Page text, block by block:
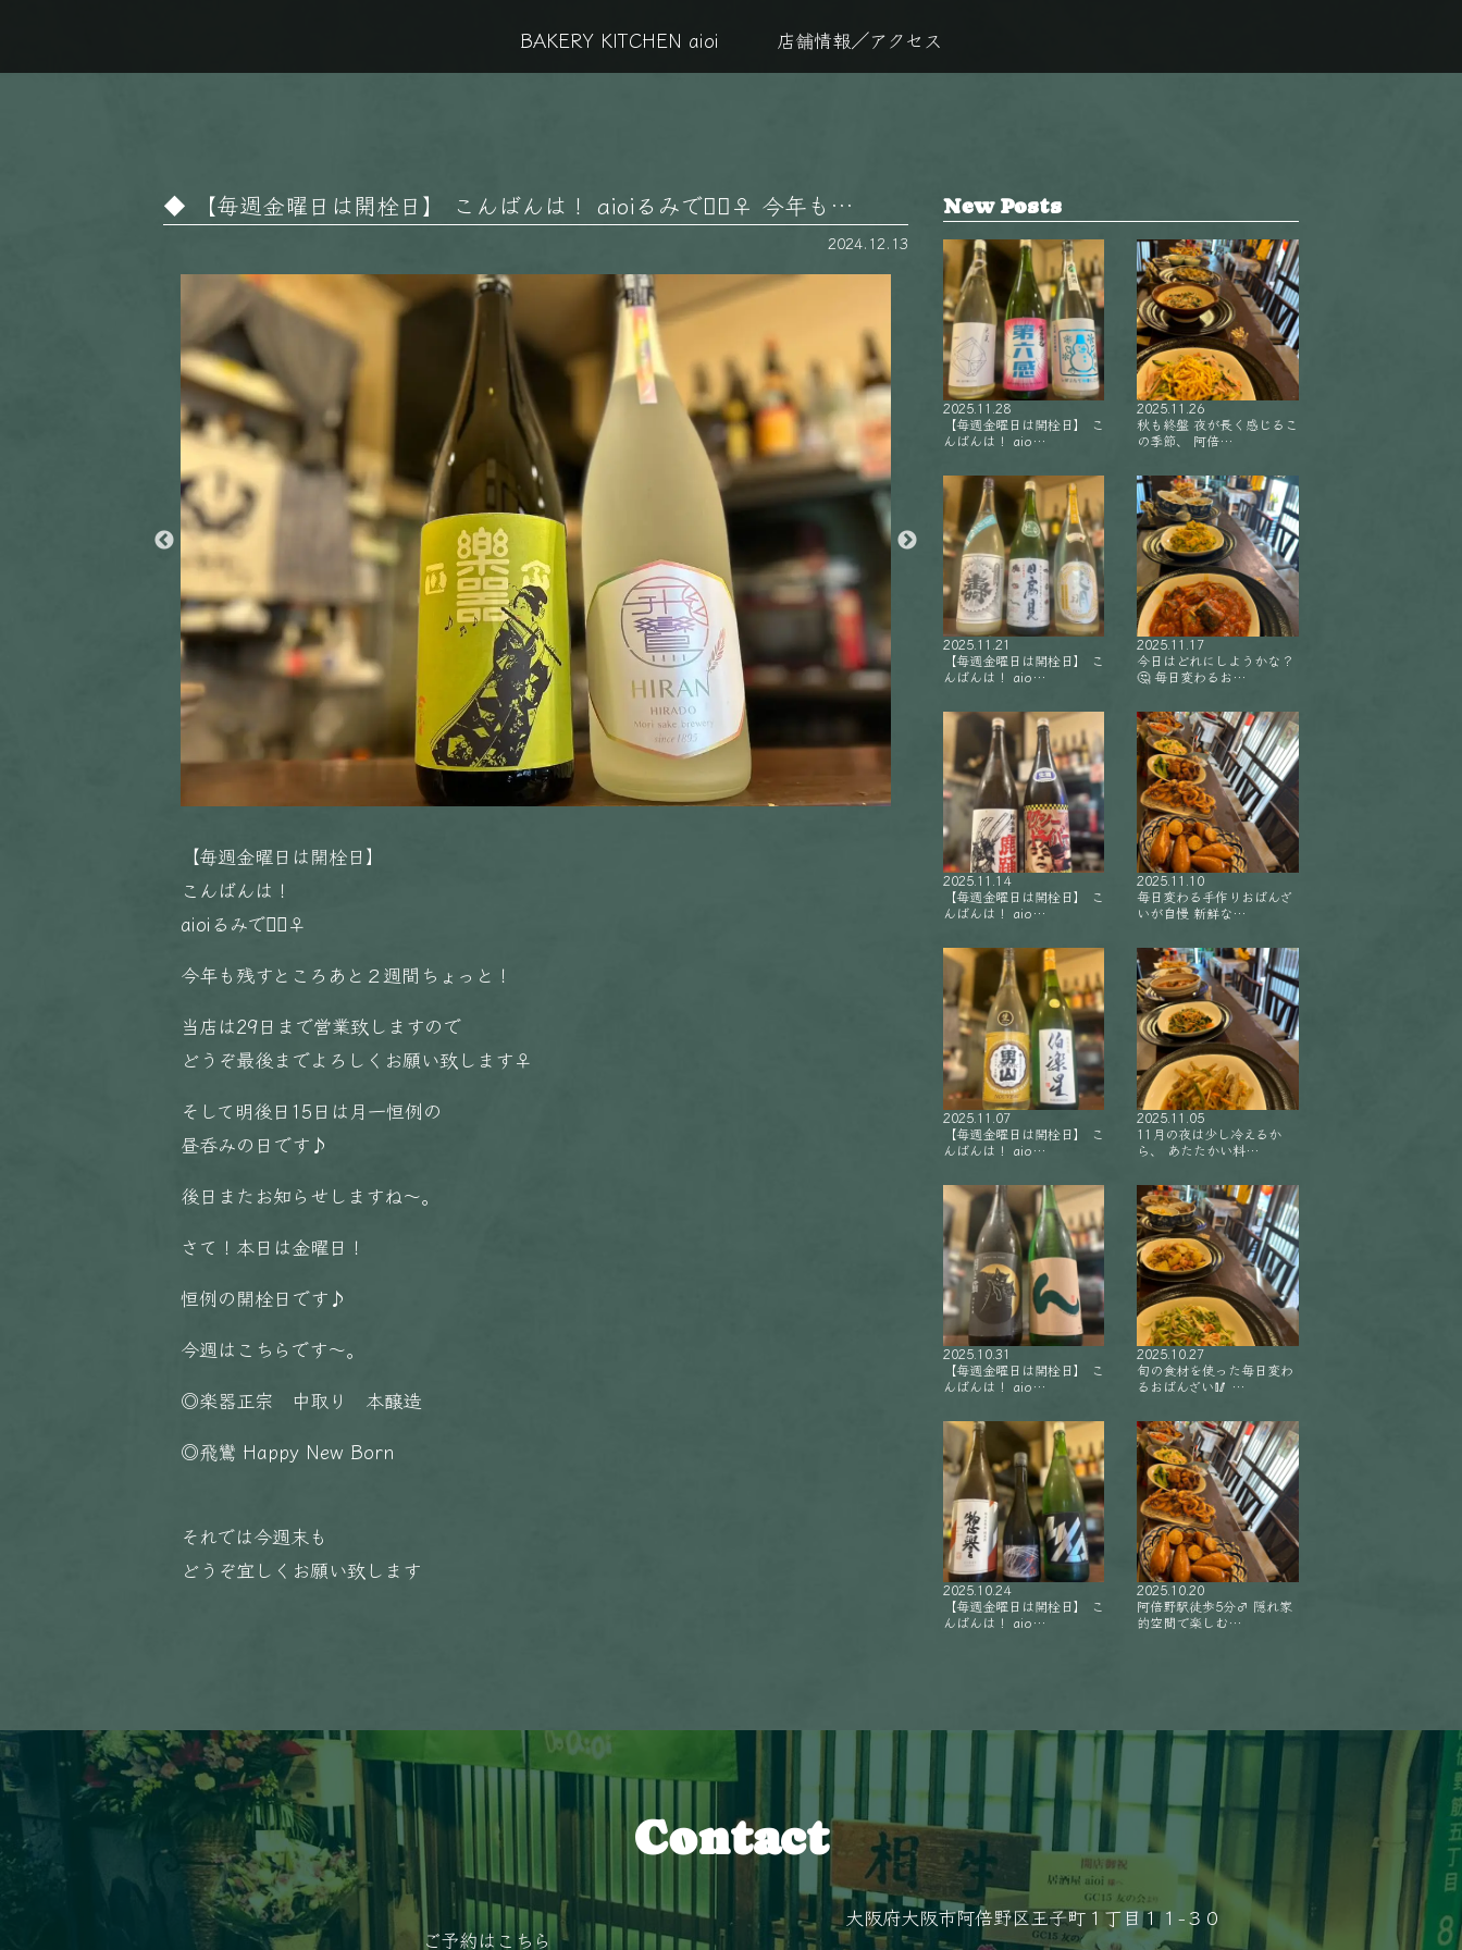
BAKERY KITCHEN aioi 店舗情報／アクセス
【毎週金曜日は開栓日】 こんばんは！ aioiるみです🏻‍♀️ 今年も…
2024.12.13
【毎週金曜日は開栓日】
こんばんは！
aioiるみです🏻‍♀️
今年も残すところあと２週間ちょっと！
当店は29日まで営業致しますので
どうぞ最後までよろしくお願い致します‍♀️
そして明後日15日は月一恒例の
昼呑みの日です♪
後日またお知らせしますね〜。
さて！本日は金曜日！
恒例の開栓日です♪
今週はこちらです〜。
◎楽器正宗 中取り 本醸造
◎飛鸞 Happy New Born
それでは今週末も
どうぞ宜しくお願い致します️️
New Posts
2025.11.28
【毎週金曜日は開栓日】 こ
んばんは！ aio…
2025.11.26
秋も終盤 夜が長く感じるこ
の季節、 阿倍…
2025.11.21
【毎週金曜日は開栓日】 こ
んばんは！ aio…
2025.11.17
今日はどれにしようかな？
🤔 毎日変わるお…
2025.11.14
【毎週金曜日は開栓日】 こ
んばんは！ aio…
2025.11.10
毎日変わる手作りおばんざ
いが自慢 新鮮な…
2025.11.07
【毎週金曜日は開栓日】 こ
んばんは！ aio…
2025.11.05
11月の夜は少し冷えるか
ら、 あたたかい料…
2025.10.31
【毎週金曜日は開栓日】 こ
んばんは！ aio…
2025.10.27
旬の食材を使った毎日変わ
るおばんざい🥢 …
2025.10.24
【毎週金曜日は開栓日】 こ
んばんは！ aio…
2025.10.20
阿倍野駅徒歩5分‍♂️ 隠れ家
的空間で楽しむ…
Contact
ご予約はこちら
大阪府大阪市阿倍野区王子町１丁目１１−３０